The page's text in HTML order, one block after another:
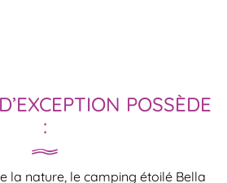
POSSÈDE
:
la nature, le camping étoilé Bella